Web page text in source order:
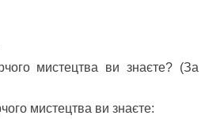
мистецтва ви знаєте? (За
мистецтва ви знаєте: